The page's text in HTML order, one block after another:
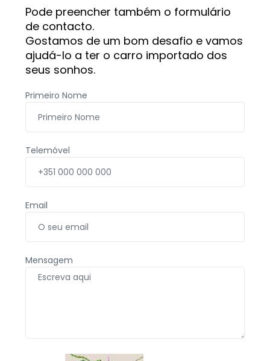
Pode preencher também o formulário
de contacto.
Gostamos de um bom desafio e vamos
ajudá-lo a ter o carro importado dos
seus sonhos.
Primeiro Nome
Telemóvel
Email
Mensagem